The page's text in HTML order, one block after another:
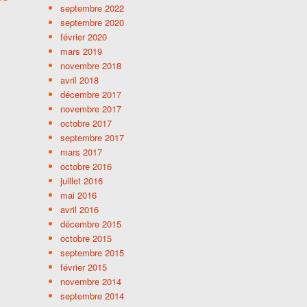
septembre 2022
septembre 2020
février 2020
mars 2019
novembre 2018
avril 2018
décembre 2017
novembre 2017
octobre 2017
septembre 2017
mars 2017
octobre 2016
juillet 2016
mai 2016
avril 2016
décembre 2015
octobre 2015
septembre 2015
février 2015
novembre 2014
septembre 2014